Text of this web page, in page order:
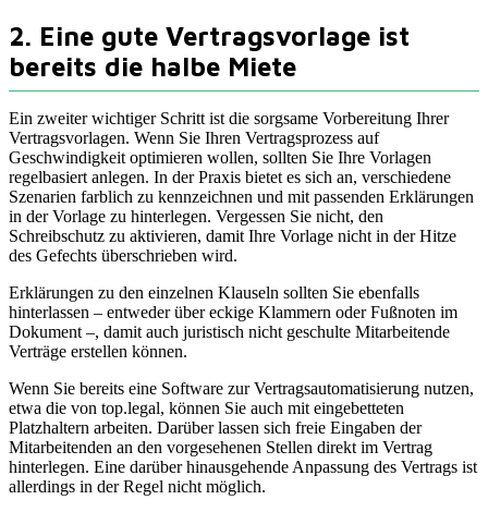
2. Eine gute Vertragsvorlage ist
bereits die halbe Miete
Ein zweiter wichtiger Schritt ist die sorgsame Vorbereitung Ihrer
Vertragsvorlagen. Wenn Sie Ihren Vertragsprozess auf
Geschwindigkeit optimieren wollen, sollten Sie Ihre Vorlagen
regelbasiert anlegen. In der Praxis bietet es sich an, verschiedene
Szenarien farblich zu kennzeichnen und mit passenden Erklärungen
in der Vorlage zu hinterlegen. Vergessen Sie nicht, den
Schreibschutz zu aktivieren, damit Ihre Vorlage nicht in der Hitze
des Gefechts überschrieben wird.
Erklärungen zu den einzelnen Klauseln sollten Sie ebenfalls
hinterlassen – entweder über eckige Klammern oder Fußnoten im
Dokument –, damit auch juristisch nicht geschulte Mitarbeitende
Verträge erstellen können.
Wenn Sie bereits eine Software zur Vertragsautomatisierung nutzen,
etwa die von top.legal, können Sie auch mit eingebetteten
Platzhaltern arbeiten. Darüber lassen sich freie Eingaben der
Mitarbeitenden an den vorgesehenen Stellen direkt im Vertrag
hinterlegen. Eine darüber hinausgehende Anpassung des Vertrags ist
allerdings in der Regel nicht möglich.